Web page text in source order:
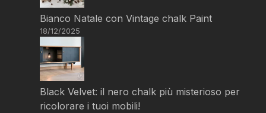
Bianco Natale con Vintage chalk Paint
18/12/2025
Black Velvet: il nero chalk più misterioso per
ricolorare i tuoi mobili!